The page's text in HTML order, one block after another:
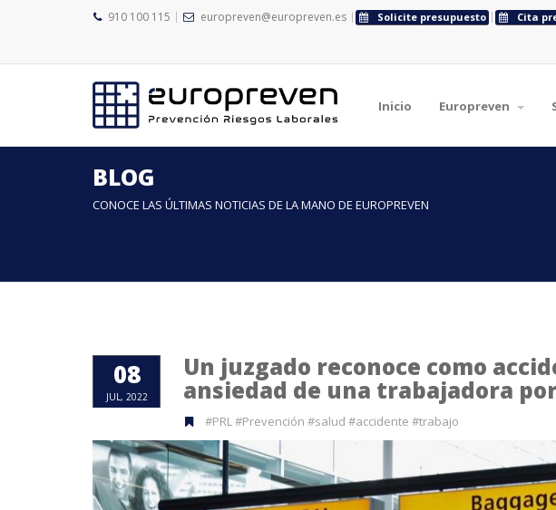
910 100 115 europreven@europreven.es Solicite presupuesto Cita
Inicio Europreven
BLOG
CONOCE LAS ÚLTIMAS NOTICIAS DE LA MANO DE EUROPREVEN
08
JUL, 2022
Un juzgado reconoce como
ansiedad de una trabajadora
#PRL #Prevención #salud #accidente #trabajo